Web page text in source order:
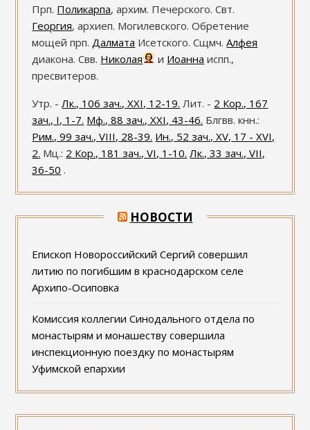
Прп. Поликарпа, архим. Печерского. Свт.
Георгия, архиеп. Могилевского. Обретение
мощей прп. Далмата Исетского. Сщмч.Алфея
диакона. Свв. Николая и Иоанна испп.,
пресвитеров.
Утр. - Лк., 106 зач., XXI, 12-19. Лит. - 2 Кор., 167
зач., I, 1-7. Мф., 88 зач., XXI, 43-46. Блгвв. кнн.:
Рим., 99 зач., VIII, 28-39. Ин., 52 зач., XV, 17 - XVI,
2. Мц.: 2 Кор., 181 зач., VI, 1-10. Лк., 33 зач., VII,
36-50 .
НОВОСТИ
Епископ Новороссийский Сергий совершил
литию по погибшим в краснодарском селе
Архипо-Осиповка
Комиссия коллегии Синодального отдела по
монастырям и монашеству совершила
инспекционную поездку по монастырям
Уфимской епархии